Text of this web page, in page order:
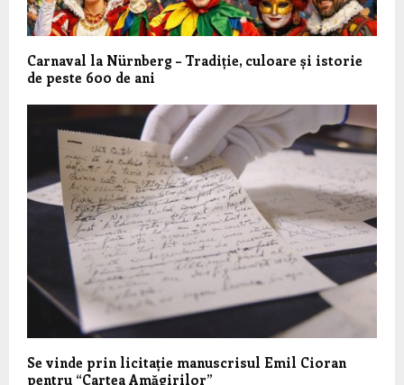
Carnaval la Nürnberg – Tradiție, culoare și istorie
de peste 600 de ani
Se vinde prin licitație manuscrisul Emil Cioran
pentru “Cartea Amăgirilor”